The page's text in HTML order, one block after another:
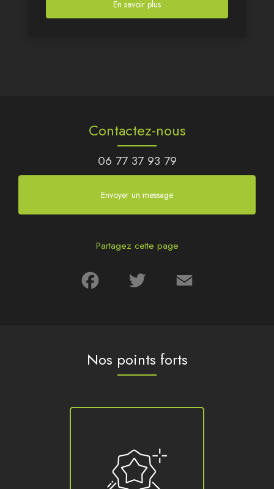
En savoir plus
Contactez-nous
06 77 37 93 79
Envoyer un message
Partagez cette page
Nos points forts